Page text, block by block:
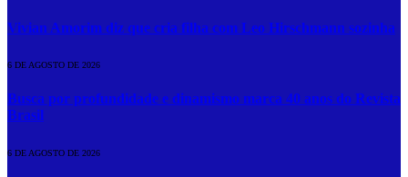
Vivian Amorim diz que cria filha com Leo Hirschmann sozinha
6 DE AGOSTO DE 2026
Busca por profundidade e dinamismo marca 40 anos do Revista
Brasil
6 DE AGOSTO DE 2026